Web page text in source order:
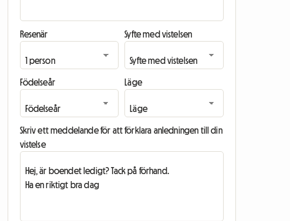
Resenär Syfte med vistelsen
Födelseår Läge
Skriv ett meddelande för att förklara anledningen till din
vistelse